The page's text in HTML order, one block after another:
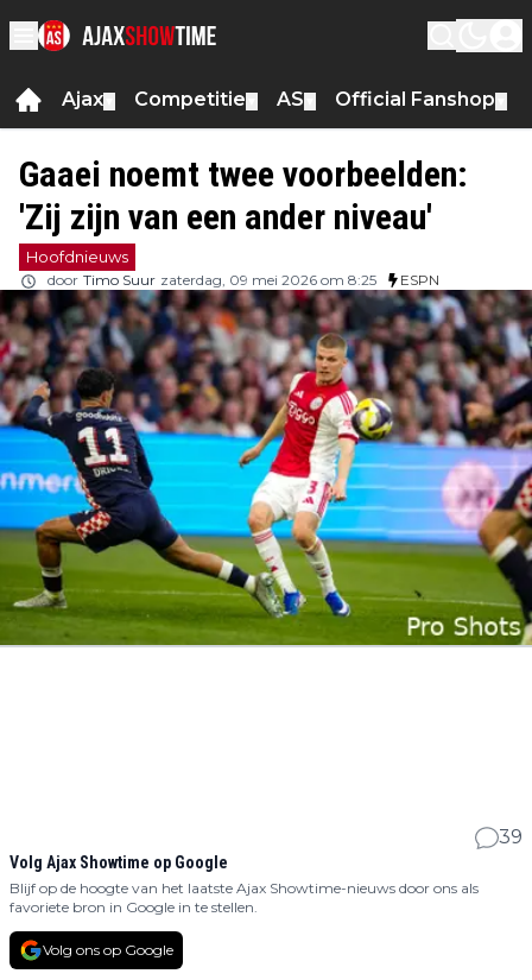
Ajax Competitie AS Official Fanshop
Gaaei noemt twee voorbeelden:
'Zij zijn van een ander niveau'
Hoofdnieuws
door Timo Suur zaterdag, 09 mei 2026 om 8:25 ESPN
39
Volg Ajax Showtime op Google
Blijf op de hoogte van het laatste Ajax Showtime-nieuws door ons als
favoriete bron in Google in te stellen.
Volg ons op Google